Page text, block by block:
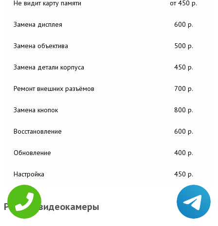
Не видит карту памяти от 450 р.
Замена дисплея 600 р.
Замена объектива 500 р.
Замена детали корпуса 450 р.
Ремонт внешних разъёмов 700 р.
Замена кнопок 800 р.
Восстановление 600 р.
Обновление 400 р.
Настройка 450 р.
Ремонт видеокамеры